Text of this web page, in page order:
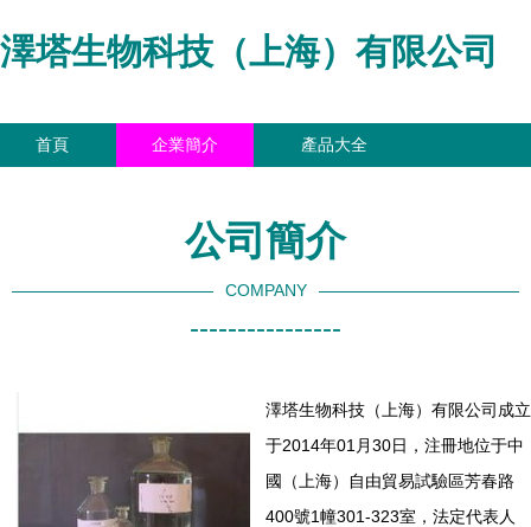
澤塔生物科技（上海）有限公司
首頁 企業簡介 產品大全
公司簡介
COMPANY
----------------
澤塔生物科技（上海）有限公司成立
于2014年01月30日，注冊地位于中
國（上海）自由貿易試驗區芳春路
400號1幢301-323室，法定代表人